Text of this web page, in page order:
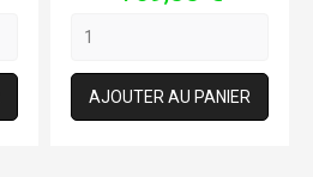
AJOUTER AU PANIER